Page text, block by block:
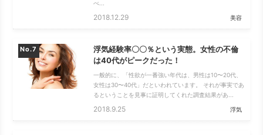
べ...
2018.12.29 美容
No.
浮気経験率〇〇％という実態。女性の不倫
は40代がピークだった！
一般的に、「性欲が一番強い年代は、男性は10〜20代、
女性は30〜40代」だといわれています。 それが事実であ
るということを見事に証明してくれた調査結果があ...
2018.9.25 浮気